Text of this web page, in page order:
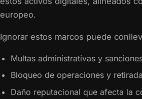
europeo.
Ignorar estos marcos puede
Multas administrativas y
Bloqueo de operaciones y
Daño reputacional que afecta la